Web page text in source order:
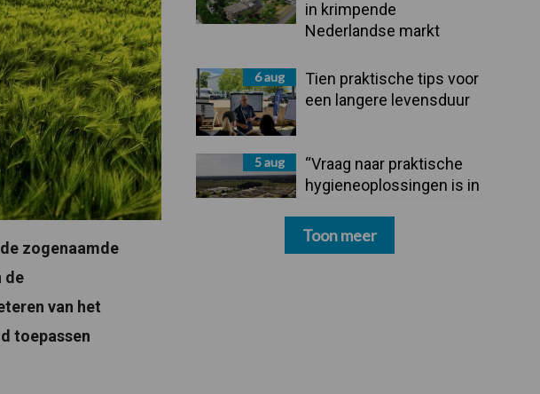
zogenaamde
de
van het
toepassen
in krimpende
Nederlandse markt
6 aug
Tien praktische tips voor
een langere levensduur
5 aug
“Vraag naar praktische
hygieneoplossingen is in
Toon meer